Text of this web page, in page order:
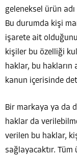
geleneksel ürün
Bu durumda kişi
işarete ait
kişiler bu özelliği
haklar, bu hakların
kanun içerisinde
Bir markaya ya da
haklar da
verilen bu haklar,
sağlayacaktır.